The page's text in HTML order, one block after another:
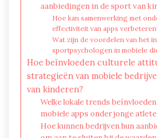
aanbiedingen in de sport van
Hoe kan samenwerking met
effectiviteit van apps
Wat zijn de voordelen van het
sportpsychologen in mobiele
Hoe beïnvloeden culturele
strategieën van mobiele
van kinderen?
Welke lokale trends
mobiele apps onder jonge
Hoe kunnen bedrijven hun